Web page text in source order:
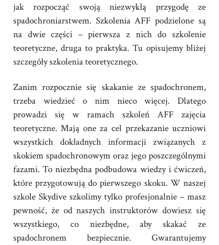
jak rozpocząć swoją niezwykłą przygodę ze
spadochroniarstwem. Szkolenia AFF podzielone są
na dwie części – pierwsza z nich do szkolenie
teoretyczne, druga to praktyka. Tu opisujemy bliżej
szczegóły szkolenia teoretycznego.
Zanim rozpocznie się skakanie ze spadochronem,
trzeba wiedzieć o nim nieco więcej. Dlatego
prowadzi się w ramach szkoleń AFF zajęcia
teoretyczne. Mają one za cel przekazanie uczniowi
wszystkich dokładnych informacji związanych z
skokiem spadochronowym oraz jego poszczególnymi
fazami. To niezbędna podbudowa wiedzy i ćwiczeń,
które przygotowują do pierwszego skoku. W naszej
szkole Skydive szkolimy tylko profesjonalnie – masz
pewność, że od naszych instruktorów dowiesz się
wszystkiego, co niezbędne, aby skakać ze
spadochronem bezpiecznie. Gwarantujemy